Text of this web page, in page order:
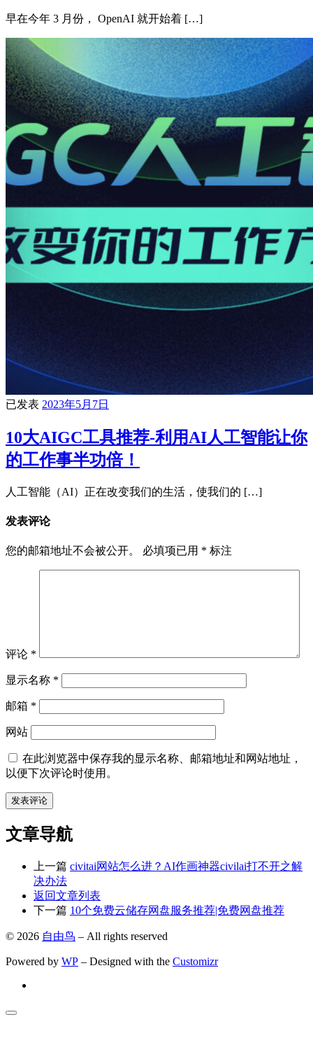
早在今年 3 月份， OpenAI 就开始着 […]
已发表 2023年5月7日
10大AIGC工具推荐-利用AI人工智能让你
的工作事半功倍！
人工智能（AI）正在改变我们的生活，使我们的 […]
发表评论
您的邮箱地址不会被公开。 必填项已用 * 标注
评论 *
显示名称 *
邮箱 *
网站
在此浏览器中保存我的显示名称、邮箱地址和网站地址，
以便下次评论时使用。
文章导航
上一篇 civitai网站怎么进？AI作画神器civilai打不开之解
决办法
返回文章列表
下一篇 10个免费云储存网盘服务推荐|免费网盘推荐
© 2026 自由鸟 – All rights reserved
Powered by WP – Designed with the Customizr